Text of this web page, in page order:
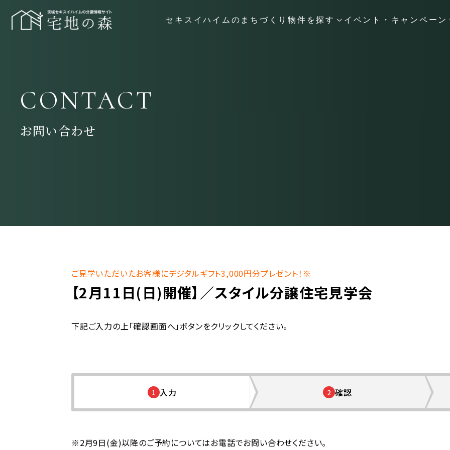
セキスイハイムのまちづくり物件を探す イベント・キャンペーン
CONTACT
お問い合わせ
ご見学いただいたお客様にデジタルギフト3,000円分プレゼント！※
【2月11日(日)開催】 ／スタイル分譲住宅見学会
下記ご入力の上「確認画面へ」ボタンをクリックしてください。
1 入力 2 確認
※2月9日(金)以降のご予約についてはお電話でお問い合わせください。